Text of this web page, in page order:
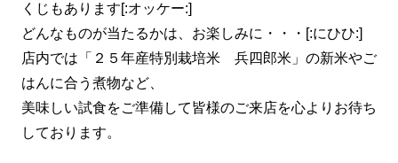
くじもあります[:オッケー:]
どんなものが当たるかは、お楽しみに・・・[:にひひ:]
店内では「２５年産特別栽培米 兵四郎米」の新米やご
はんに合う煮物など、
美味しい試食をご準備して皆様のご来店を心よりお待ち
しております。